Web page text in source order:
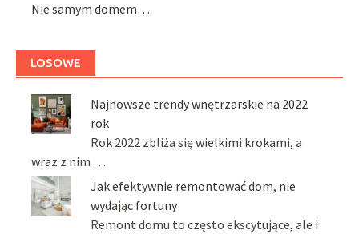
Nie samym domem…
LOSOWE
Najnowsze trendy wnętrzarskie na 2022
rok
Rok 2022 zbliża się wielkimi krokami, a
wraz z nim …
Jak efektywnie remontować dom, nie
wydając fortuny
Remont domu to często ekscytujące, ale i